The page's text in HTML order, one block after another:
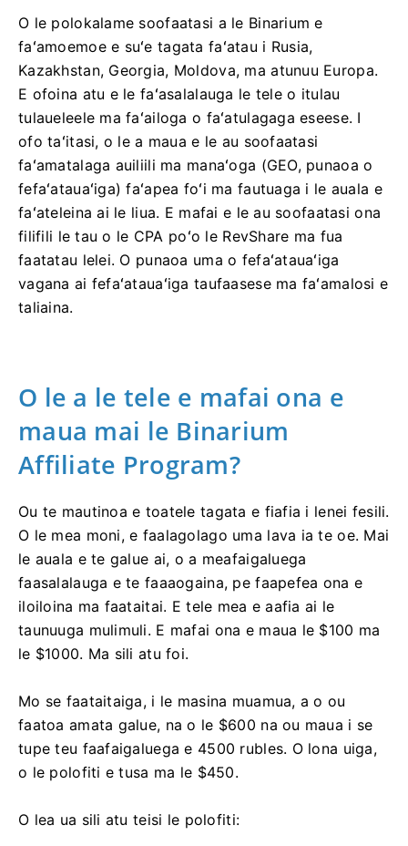
O le polokalame soofaatasi a le Binarium e
faʻamoemoe e suʻe tagata faʻatau i Rusia,
Kazakhstan, Georgia, Moldova, ma atunuu Europa.
E ofoina atu e le faʻasalalauga le tele o itulau
tulaueleele ma faʻailoga o faʻatulagaga eseese. I
ofo taʻitasi, o le a maua e le au soofaatasi
faʻamatalaga auiliili ma manaʻoga (GEO, punaoa o
fefaʻatauaʻiga) faʻapea foʻi ma fautuaga i le auala e
faʻateleina ai le liua. E mafai e le au soofaatasi ona
filifili le tau o le CPA poʻo le RevShare ma fua
faatatau lelei. O punaoa uma o fefaʻatauaʻiga
vagana ai fefaʻatauaʻiga taufaasese ma faʻamalosi e
taliaina.
O le a le tele e mafai ona e
maua mai le Binarium
Affiliate Program?
Ou te mautinoa e toatele tagata e fiafia i lenei fesili.
O le mea moni, e faalagolago uma lava ia te oe. Mai
le auala e te galue ai, o a meafaigaluega
faasalalauga e te faaaogaina, pe faapefea ona e
iloiloina ma faataitai. E tele mea e aafia ai le
taunuuga mulimuli. E mafai ona e maua le $100 ma
le $1000. Ma sili atu foi.
Mo se faataitaiga, i le masina muamua, a o ou
faatoa amata galue, na o le $600 na ou maua i se
tupe teu faafaigaluega e 4500 rubles. O lona uiga,
o le polofiti e tusa ma le $450.
O lea ua sili atu teisi le polofiti: